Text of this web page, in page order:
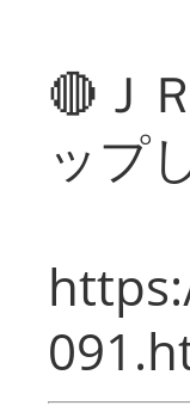
🔴Ｊ
ップ